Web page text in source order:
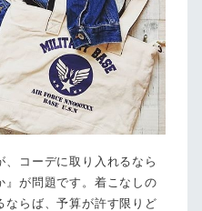
、コーデに取り入れるなら
』が問題です。着こなしの
ならば、予算が許す限りど